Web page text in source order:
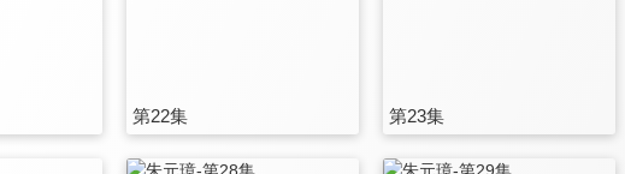
第22集 第23集